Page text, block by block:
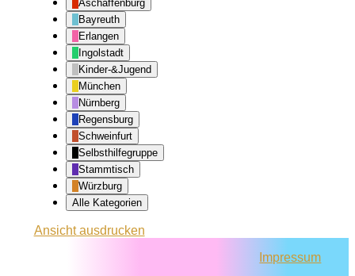
Aschaffenburg
Bayreuth
Erlangen
Ingolstadt
Kinder-&Jugend
München
Nürnberg
Regensburg
Schweinfurt
Selbsthilfegruppe
Stammtisch
Würzburg
Alle Kategorien
Ansichtausdrucken
Impressum